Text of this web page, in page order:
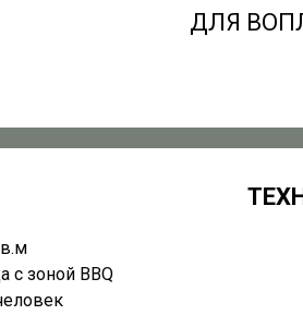
ДЛЯ
с зоной BBQ